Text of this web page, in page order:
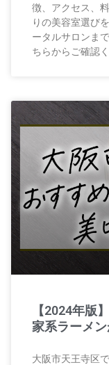
徴、アクセス、
りの美容室選び
ータルサロンま
ちらからご確認く
【2024年版
家系ラーメ
大阪市天王寺区